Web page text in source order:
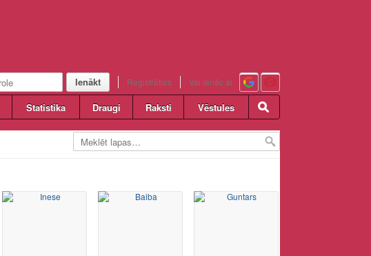
Ienākt Reģistrēties Vai ienāc ar
Statistika Draugi Raksti Vēstules